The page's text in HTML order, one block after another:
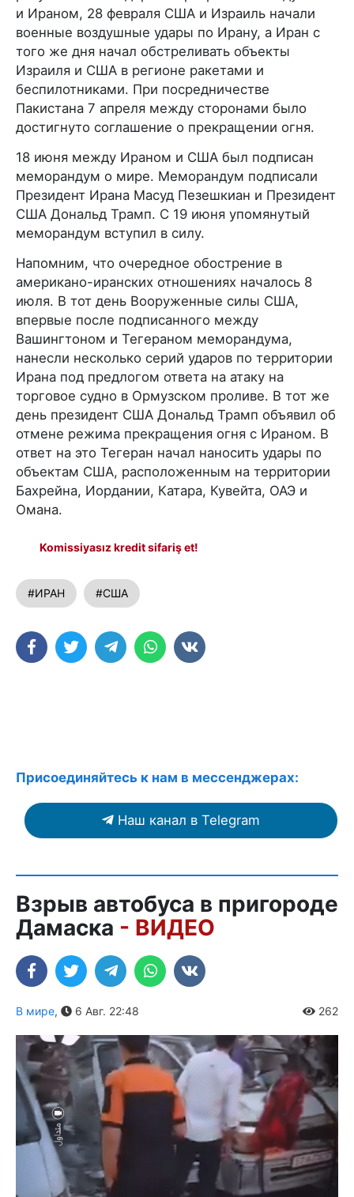
и Ираном, 28 февраля США и Израиль начали
военные воздушные удары по Ирану, а Иран с
того же дня начал обстреливать объекты
Израиля и США в регионе ракетами и
беспилотниками. При посредничестве
Пакистана 7 апреля между сторонами было
достигнуто соглашение о прекращении огня.
18 июня между Ираном и США был подписан
меморандум о мире. Меморандум подписали
Президент Ирана Масуд Пезешкиан и Президент
США Дональд Трамп. С 19 июня упомянутый
меморандум вступил в силу.
Напомним, что очередное обострение в
американо-иранских отношениях началось 8
июля. В тот день Вооруженные силы США,
впервые после подписанного между
Вашингтоном и Тегераном меморандума,
нанесли несколько серий ударов по территории
Ирана под предлогом ответа на атаку на
торговое судно в Ормузском проливе. В тот же
день президент США Дональд Трамп объявил об
отмене режима прекращения огня с Ираном. В
ответ на это Тегеран начал наносить удары по
объектам США, расположенным на территории
Бахрейна, Иордании, Катара, Кувейта, ОАЭ и
Омана.
Komissiyasız kredit sifariş et!
#ИРАН #США
Присоединяйтесь к нам в мессенджерах:
Наш канал в Telegram
Взрыв автобуса в пригороде
Дамаска - ВИДЕО
В мире, 6 Авг. 22:48 262